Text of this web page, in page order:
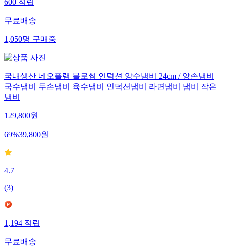
600적립
무료배송
1,050명구매중
국내생산 네오플램 블로썸 인덕션 양수냄비 24cm / 양손냄비
국수냄비 두손냄비 육수냄비 인덕션냄비 라면냄비 냄비 작은
냄비
129,800원
69%39,800원
4.7
(3)
1,194적립
무료배송